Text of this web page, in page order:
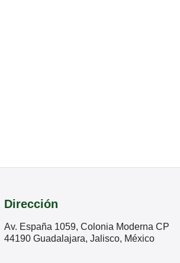
Dirección
Av. España 1059, Colonia Moderna CP
44190 Guadalajara, Jalisco, México